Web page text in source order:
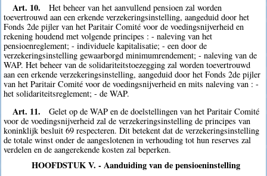
Art. 10.
Het beheer van het aanvullend pensioen zal worden
toevertrouwd aan een erkende verzekeringsinstelling, aangeduid door het
Fonds 2de pijler van het Paritair Comité voor de voedingsnijverheid en
rekening houdend met volgende principes : - naleving van het
pensioenreglement; - individuele kapitalisatie; - een door de
verzekeringsinstelling gewaarborgd minimumrendement; - naleving van de
WAP. Het beheer van de solidariteitstoezegging zal worden toevertrouwd
aan een erkende verzekeringsinstelling, aangeduid door het Fonds 2de pijler
van het Paritair Comité voor de voedingsnijverheid en mits naleving van : -
het solidariteitsreglement; - de WAP.
Art. 11.
Gelet op de WAP en de doelstellingen van het Paritair Comité
voor de voedingsnijverheid zal de verzekeringsinstelling de principes van
koninklijk besluit 69 respecteren. Dit betekent dat de verzekeringsinstelling
de totale winst onder de aangeslotenen in verhouding tot hun reserves zal
verdelen en de aangerekende kosten zal beperken.
HOOFDSTUK V. - Aanduiding van de pensioeninstelling